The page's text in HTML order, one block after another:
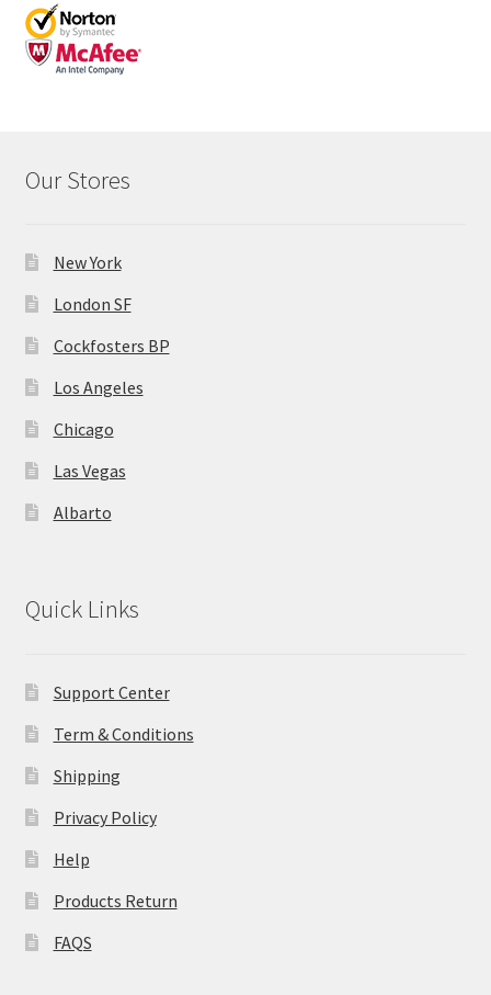
Our Stores
New York
London SF
Cockfosters BP
Los Angeles
Chicago
Las Vegas
Albarto
Quick Links
Support Center
Term & Conditions
Shipping
Privacy Policy
Help
Products Return
FAQS